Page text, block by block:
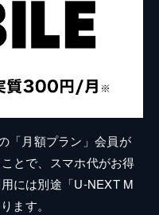
「月額プラン」会員が
とで、スマホ代がお得
には別途「U-NEXT M
ます。